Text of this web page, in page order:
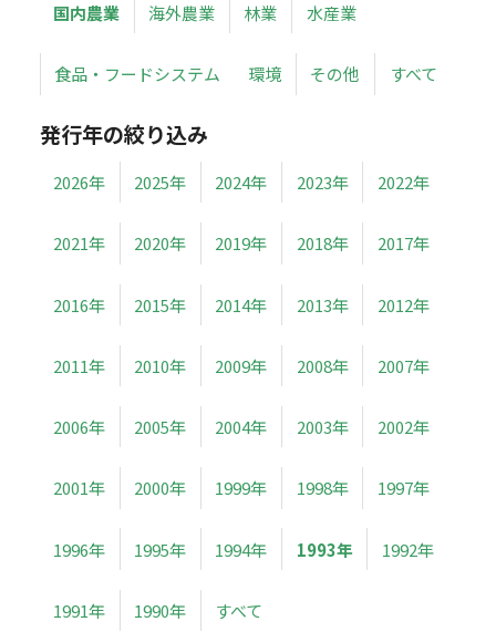
国内農業 海外農業 林業 水産業
食品・フードシステム 環境 その他 すべて
発行年の絞り込み
2026年 2025年 2024年 2023年 2022年
2021年 2020年 2019年 2018年 2017年
2016年 2015年 2014年 2013年 2012年
2011年 2010年 2009年 2008年 2007年
2006年 2005年 2004年 2003年 2002年
2001年 2000年 1999年 1998年 1997年
1996年 1995年 1994年 1993年 1992年
1991年 1990年 すべて